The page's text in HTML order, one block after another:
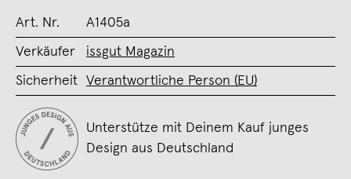
Art. Nr. A1405a
Verkäufer issgut Magazin
Sicherheit Verantwortliche Person (EU)
Unterstütze mit Deinem Kauf junges
Design aus Deutschland